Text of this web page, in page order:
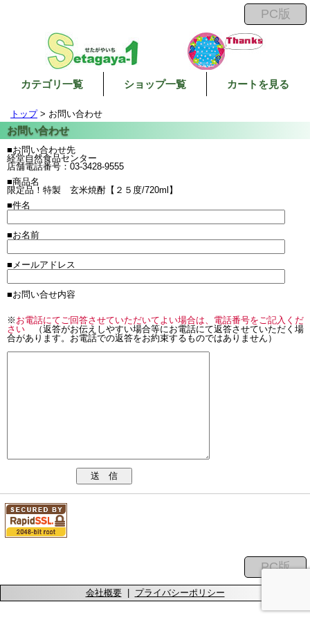
カテゴリ一覧 ショップ一覧 カートを見る
トップ> お問い合わせ
■お問い合わせ先
経堂自然食品センター
店舗電話番号：03-3428-9555
■商品名
限定品！特製 玄米焼酎【２５度/720ml】
■件名
■お名前
■メールアドレス
■お問い合せ内容
※ お電話にてご回答させていただいてよい場合は、電話番号をご記入くだ
さい （返答がお伝えしやすい場合等にお電話にて返答させていただく場
合があります。お電話での返答をお約束するものではありません）
送 信
会社概要| プライバシーポリシー